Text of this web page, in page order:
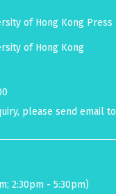
of Hong Kong Press
of Hong Kong
please send email to
2:30pm - 5:30pm)